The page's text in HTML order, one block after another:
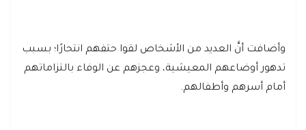
وأضافت أنَّ العديد من الأشخاص لقوا حتفهم انتحارًا؛ بسبب
تدهور أوضاعهم المعيشية، وعجزهم عن الوفاء بالتزاماتهم
أمام أسرهم وأطفالهم.